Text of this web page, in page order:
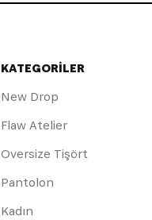
KATEGORİLER
New Drop
Flaw Atelier
Oversize Tişört
Pantolon
Kadın